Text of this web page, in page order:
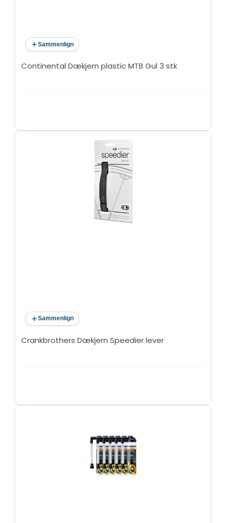
Sammenlign
Continental Dækjern plastic MTB Gul 3 stk
Sammenlign
Crankbrothers Dækjern Speedier lever